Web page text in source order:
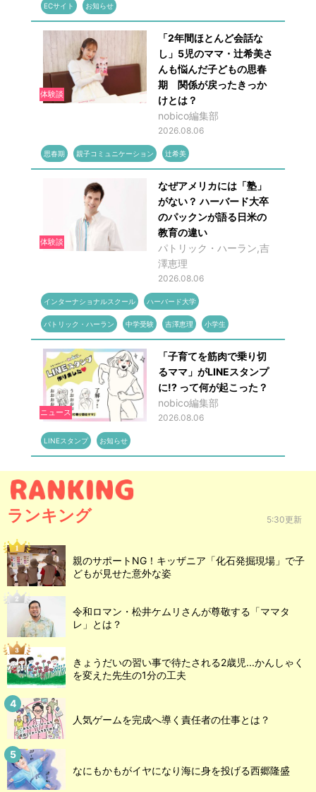
ECサイト お知らせ
体験談
「2年間ほとんど会話な
し」5児のママ・辻希美さ
んも悩んだ子どもの思春
期 関係が戻ったきっか
けとは？
nobico編集部
2026.08.06
思春期 親子コミュニケーション 辻希美
体験談
なぜアメリカには「塾」
がない？ ハーバード大卒
のパックンが語る日米の
教育の違い
パトリック・ハーラン,吉
澤恵理
2026.08.06
インターナショナルスクール ハーバード大学
パトリック・ハーラン 中学受験 吉澤恵理 小学生
ニュース
「子育てを筋肉で乗り切
るママ」がLINEスタンプ
に!? って何が起こった？
nobico編集部
2026.08.06
LINEスタンプ お知らせ
ランキング 5:30更新
親のサポートNG！キッザニア「化石発掘現場」で子
どもが見せた意外な姿
令和ロマン・松井ケムリさんが尊敬する「ママタ
レ」とは？
きょうだいの習い事で待たされる2歳児...かんしゃく
を変えた先生の1分の工夫
人気ゲームを完成へ導く責任者の仕事とは？
なにもかもがイヤになり海に身を投げる西郷隆盛